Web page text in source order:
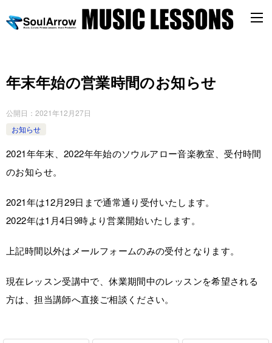
年末年始の営業時間のお知らせ
公開日： 2021年12月27日
お知らせ
2021年年末、2022年年始のソウルアロー音楽教室、受付時間
のお知らせ。
2021年は12月29日まで通常通り受付いたします。
2022年は1月4日9時より営業開始いたします。
上記時間以外はメールフォームのみの受付となります。
現在レッスン受講中で、休業期間中のレッスンを希望される
方は、担当講師へ直接ご相談ください。